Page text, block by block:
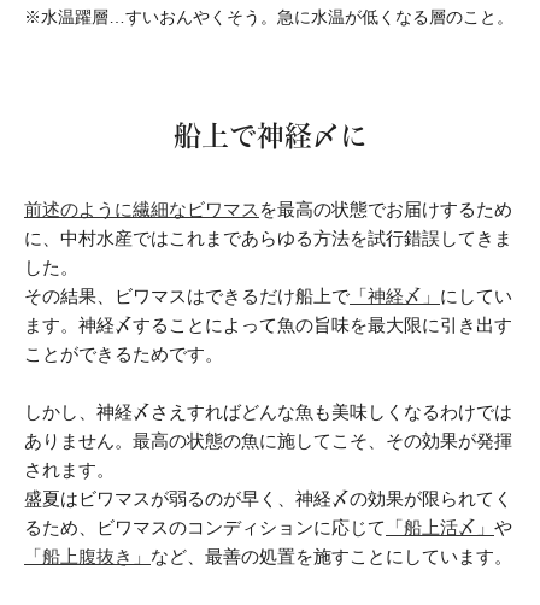
※水温躍層…すいおんやくそう。急に水温が低くなる層のこと。
船上で神経〆に
前述のように繊細なビワマス を最高の状態でお届けするため
に、中村水産ではこれまであらゆる方法を試行錯誤してきま
した。
その結果、ビワマスはできるだけ船上で 「神経〆」 にしてい
ます。神経〆することによって魚の旨味を最大限に引き出す
ことができるためです。
しかし、神経〆さえすればどんな魚も美味しくなるわけでは
ありません。最高の状態の魚に施してこそ、その効果が発揮
されます。
盛夏はビワマスが弱るのが早く、神経〆の効果が限られてく
るため、ビワマスのコンディションに応じて
「船上活〆」 や
「船上腹抜き」 など、最善の処置を施すことにしています。